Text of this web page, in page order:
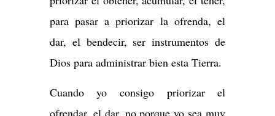
para pasar a priorizar la ofrenda, el
dar, el bendecir, ser instrumentos de
Dios para administrar bien esta Tierra.
Cuando yo consigo priorizar el
ofrendar, el dar, no porque yo sea muy